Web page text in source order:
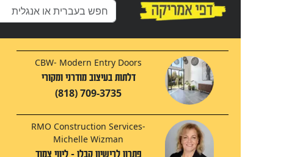
CBW- Modern Entry Doors
דלתות בעיצוב מודרני ומקורי
(818) 709-3735
RMO Construction Services-
Michelle Wizman
פתרון לרישיון קבלן - ליווי צמוד